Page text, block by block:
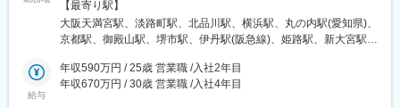
歓迎／「希望した勤務地で長く働きたい」「憧れの街で新生活を
始めたい」そんな想いを、当社は全力でカタチにします！《勤務
地一覧》■大阪本社営業部最寄り駅：大阪天満宮駅 徒歩4分/南森町
町駅 徒歩3分■城南支店最寄り駅：品川駅 徒歩12分/北品川駅 徒歩
5分■横浜営業所最寄り駅：横浜駅 徒歩8分■名古屋支店最寄り駅：
【最寄り駅】
大阪天満宮駅、淡路町駅、北品川駅、横浜駅、丸の内駅(愛知県)、
京都駅、御殿山駅、堺市駅、伊丹駅(阪急線)、姫路駅、新大宮駅、
都)、品川駅、平沼橋駅、伏見駅(愛知県)、浅香駅、山陽姫路駅、
新西大寺町筋駅、的場町駅、櫛田神社前駅、天満橋駅、新御茶ノ
給与
年収590万円 / 25歳 営業職 /入社2年目
年収670万円 / 30歳 営業職 /入社4年目